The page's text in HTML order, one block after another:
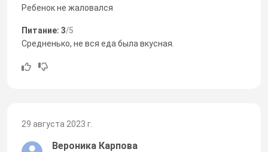
Ребенок не жаловался
Питание: 3/5
Средненько, не вся еда была вкусная.
29 августа 2023 г.
Вероника Карпова